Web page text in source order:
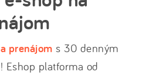
prenájom s 30 denným
Eshop platforma od